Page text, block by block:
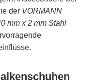
der VORMANN
mm x 2 mm Stahl